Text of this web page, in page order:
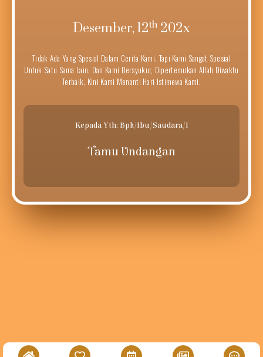
Desember, 12th 202x
Tidak Ada Yang Spesial Dalam Cerita Kami. Tapi Kami Sangat Spesial
Untuk Satu Sama Lain. Dan Kami Bersyukur, Dipertemukan Allah Diwaktu
Terbaik, Kini Kami Menanti Hari Istimewa Kami.
Kepada Yth: Bpk/Ibu/Saudara/i
Tamu Undangan